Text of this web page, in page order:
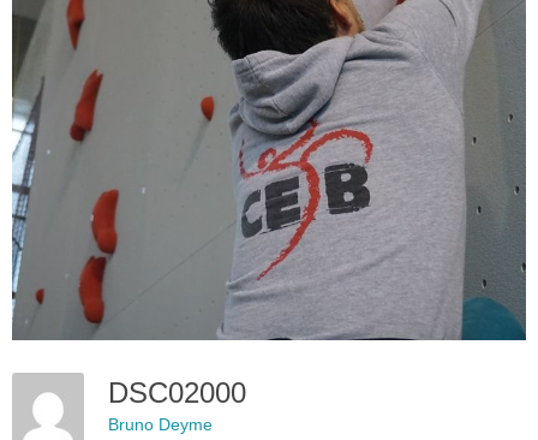
DSC02000
Bruno Deyme